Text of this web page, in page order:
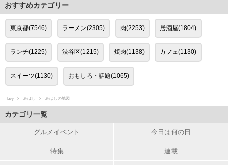
おすすめカテゴリー
東京都(7546) ラーメン(2305) 肉(2253) 居酒屋(1804)
ランチ(1225) 渋谷区(1215) 焼肉(1138) カフェ(1130)
スイーツ(1130) おもしろ・話題(1065)
favy みはし みはしの地図
カテゴリ一覧
グルメイベント 今日は何の日
特集 連載